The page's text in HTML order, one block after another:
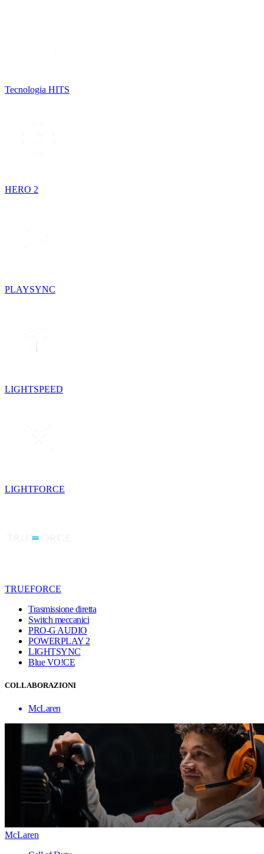
Tecnologia HITS
HERO 2
PLAYSYNC
LIGHTSPEED
LIGHTFORCE
TRUEFORCE
Trasmissione diretta
Switch meccanici
PRO-G AUDIO
POWERPLAY 2
LIGHTSYNC
Blue VO!CE
COLLABORAZIONI
McLaren
McLaren